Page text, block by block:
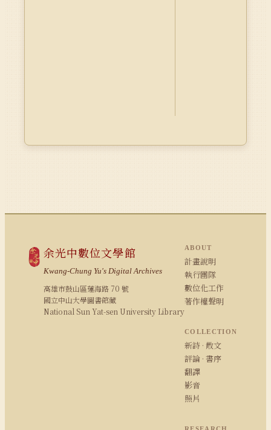
余光中數位文學館
Kwang-Chung Yu's Digital Archives
高雄市鼓山區蓮海路 70 號
國立中山大學圖書館藏
National Sun Yat-sen University Library
ABOUT
計畫說明
執行團隊
數位化工作
著作權聲明
COLLECTION
新詩 · 散文
評論 · 書序
翻譯
影音
照片
RESEARCH